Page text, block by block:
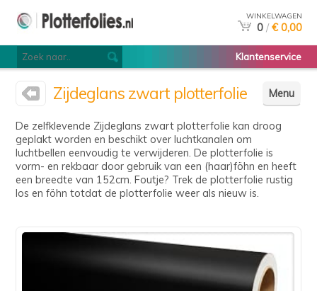
WINKELWAGEN
0 / € 0,00
Klantenservice
Menu
Zijdeglans zwart plotterfolie
De zelfklevende Zijdeglans zwart plotterfolie kan droog
geplakt worden en beschikt over luchtkanalen om
luchtbellen eenvoudig te verwijderen. De plotterfolie is
vorm- en rekbaar door gebruik van een (haar)föhn en heeft
een breedte van 152cm. Foutje? Trek de plotterfolie rustig
los en föhn totdat de plotterfolie weer als nieuw is.